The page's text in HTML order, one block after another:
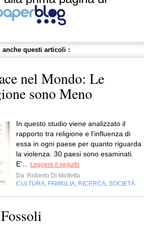
anche questi articoli :
nel Mondo: Le
sono Meno
In questo studio viene analizzato il
rapporto tra religione e l'influenza di
essa in ogni paese per quanto riguarda
la violenza. 30 paesi sono esaminati.
E'...
Leggere il seguito
Da Roberto Di Molfetta
CULTURA FAMIGLIA RICERCA SOCIETÀ